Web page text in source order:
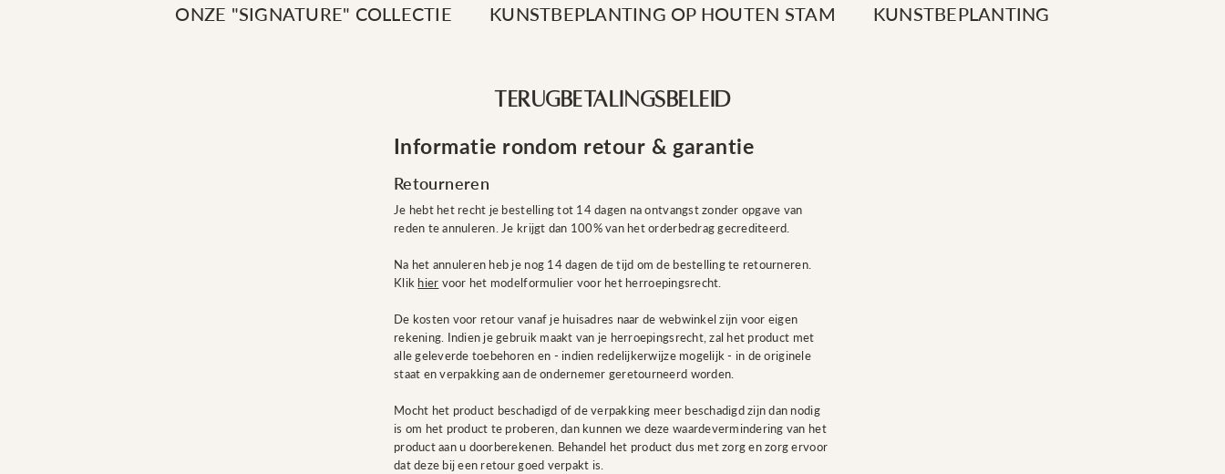
INTERIORS
ONZE "SIGNATURE" COLLECTIE KUNSTBEPLANTING OP HOUTEN STAM KUNSTBEPLANTING
Terugbetalingsbeleid
Informatie rondom retour & garantie
Retourneren
Je hebt het recht je bestelling tot 14 dagen na ontvangst zonder opgave van
reden te annuleren. Je krijgt dan 100% van het orderbedrag gecrediteerd.
Na het annuleren heb je nog 14 dagen de tijd om de bestelling te retourneren.
Klik hier voor het modelformulier voor het herroepingsrecht
De kosten voor retour vanaf je huisadres naar de webwinkel zijn voor eigen
rekening. Indien je gebruik maakt van je herroepingsrecht, zal het product met
alle geleverde toebehoren en - indien redelijkerwijze mogelijk - in de originele
staat en verpakking aan de ondernemer geretourneerd worden.
Mocht het product beschadigd of de verpakking meer beschadigd zijn dan nodig
is om het product te proberen, dan kunnen we deze waardevermindering van het
product aan u doorberekenen. Behandel het product dus met zorg en zorg ervoor
dat deze bij een retour goed verpakt is.